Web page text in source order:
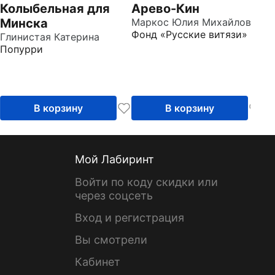
Колыбельная для
Минска
Глинистая Катерина
Попурри
В корзину
Арево-Кин
Маркос Юлия Михайловна
Фонд «Русские витязи»
В корзину
Мой Лабиринт
Войти по коду скидки или
через соцсеть
Вход и регистрация
Вы смотрели
Кабинет